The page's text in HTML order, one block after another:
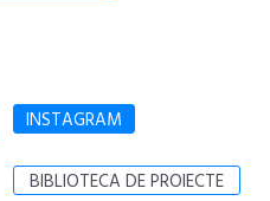
INSTAGRAM
BIBLIOTECA DE PROIECTE